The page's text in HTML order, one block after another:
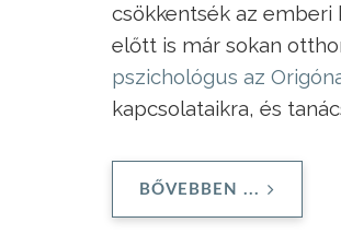
csökkentsék az emberi
előtt is már sokan
pszichológus az
kapcsolataikra, és
BŐVEBBEN ...